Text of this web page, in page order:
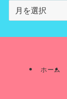
archives
ホーム